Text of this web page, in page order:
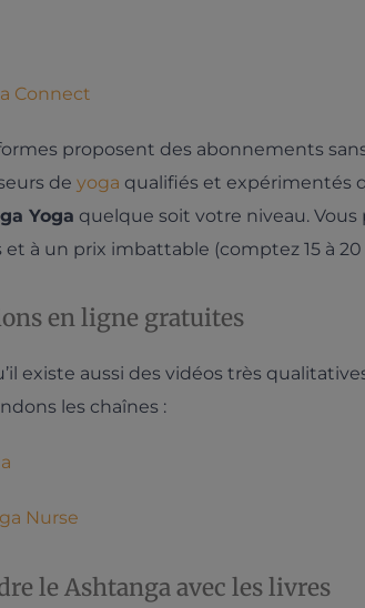
Connect
proposent des abonnements
de yoga qualifiés et expérimentés
Yoga quelque soit votre niveau.
et à un prix imbattable (comptez 15 à
en ligne gratuites
existe aussi des vidéos très
les chaînes :
Nurse
le Ashtanga avec les livres